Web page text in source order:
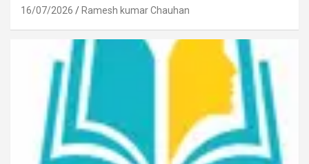
16/07/2026 Ramesh kumar Chauhan